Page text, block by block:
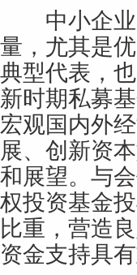
中小企业
量，尤其是
典型代表，
新时期私募
宏观国内外
展、创新资
和展望。与
权投资基金
比重，营造
资金支持具有